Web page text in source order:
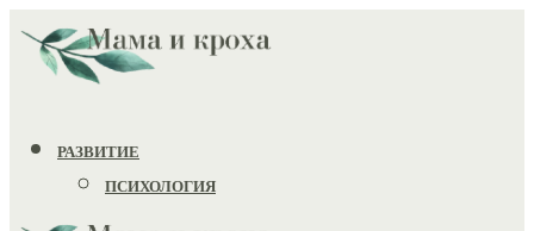
РАЗВИТИЕ
ПСИХОЛОГИЯ
ИГРУШКИ